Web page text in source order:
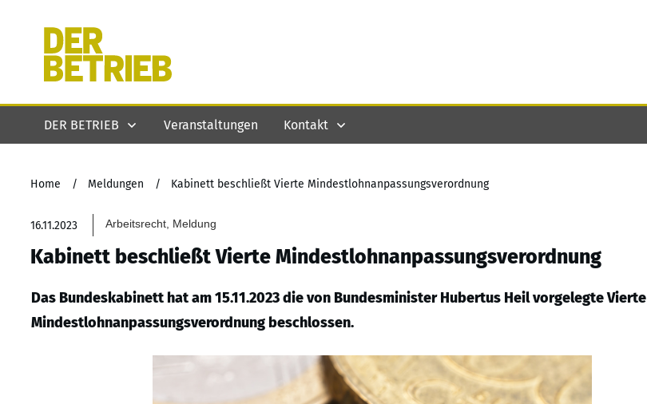
DER BETRIEB Veranstaltungen Kontakt
Home / Meldungen / Kabinett beschließt Vierte Mindestlohnanpassungsverordnung
16.11.2023 Arbeitsrecht, Meldung
Kabinett beschließt Vierte Mindestlohnanpassungsverordnung
Das Bundeskabinett hat am 15.11.2023 die von Bundesminister Hubertus Heil vorgelegte Vierte
Mindestlohnanpassungsverordnung beschlossen.